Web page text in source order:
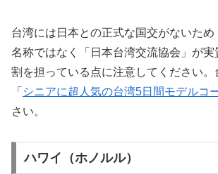
台湾には日本との正式な国交がないため
名称ではなく「日本台湾交流協会」が実
割を担っている点に注意してください。
「 シニアに超人気の台湾5日間モデルコ
さい。
ハワイ（ホノルル）